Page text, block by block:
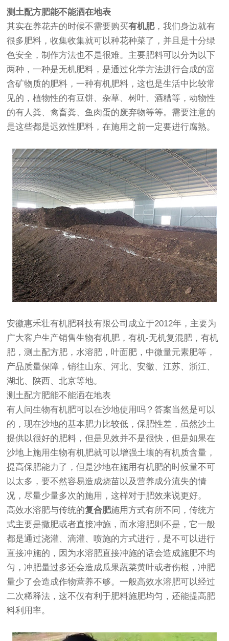
测土配方肥能不能洒在地表
其实在养花卉的时候不需要购买有机肥，我们身边就有
很多肥料，收集收集就可以种花种菜了，并且是十分绿
色安全，制作方法也不是很难。主要肥料可以分为以下
两种，一种是无机肥料，是通过化学方法进行合成的富
含矿物质的肥料，一种有机肥料，这也是生活中比较常
见的，植物性的有豆饼、杂草、树叶、酒糟等，动物性
的有人粪、禽畜粪、鱼肉蛋的废弃物等等。需要注意的
是这些都是迟效性肥料，在施用之前一定要进行腐熟。
安徽惠禾壮有机肥科技有限公司成立于2012年，主要为
广大客户生产销售生物有机肥，有机-无机复混肥，有机
肥，测土配方肥，水溶肥，叶面肥，中微量元素肥等，
产品质量保障，销往山东、河北、安徽、江苏、浙江、
湖北、陕西、北京等地。
测土配方肥能不能洒在地表
有人问生物有机肥可以在沙地使用吗？答案当然是可以
的，现在沙地的基本肥力比较低，保肥性差，虽然沙土
提供以很好的肥料，但是见效并不是很快，但是如果在
沙地上施用生物有机肥就可以增强土壤的有机质含量，
提高保肥能力了，但是沙地在施用有机肥的时候量不可
以太多，要不然容易造成烧苗以及营养成分流失的情
况，尽量少量多次的施用，这样对于肥效来说更好。
高效水溶肥与传统的复合肥施用方式有所不同，传统方
式主要是撒肥或者直接冲施，而水溶肥则不是，它一般
都是通过浇灌、滴灌、喷施的方式进行，是不可以进行
直接冲施的，因为水溶肥直接冲施的话会造成施肥不均
匀，冲肥量过多还会造成瓜果蔬菜黄叶或者伤根，冲肥
量少了会造成作物营养不够。一般高效水溶肥可以经过
二次稀释法，这不仅有利于肥料施肥均匀，还能提高肥
料利用率。